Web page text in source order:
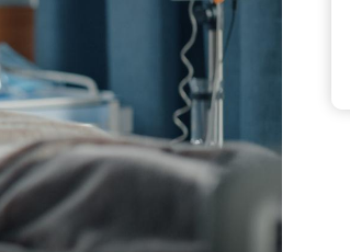
: Mortalité infantile : un
rapport s’interroge sur
son taux élevé en France
Grossesse à risque : ce jus
naturel attire l'attention
des chercheurs
Comment oublier les
écrans en vacances ?